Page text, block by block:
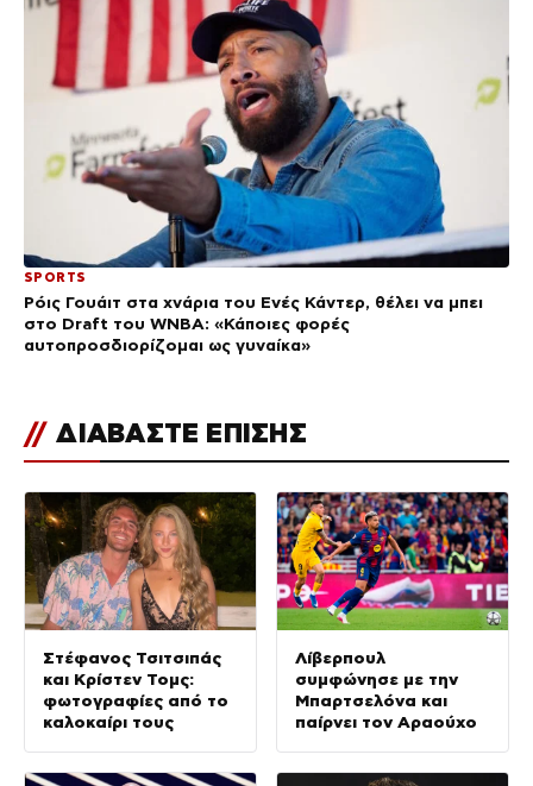
SPORTS
Ρόις Γουάιτ στα χνάρια του Ενές Κάντερ, θέλει να μπει
στο Draft του WNBA: «Κάποιες φορές
αυτοπροσδιορίζομαι ως γυναίκα»
// ΔΙΑΒΑΣΤΕ ΕΠΙΣΗΣ
Στέφανος Τσιτσιπάς
και Κρίστεν Τομς:
φωτογραφίες από το
καλοκαίρι τους
Λίβερπουλ
συμφώνησε με την
Μπαρτσελόνα και
παίρνει τον Αραούχο